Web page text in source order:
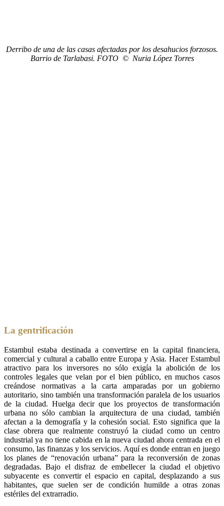
Derribo de una de las casas afectadas por los desahucios forzosos.
Barrio de Tarlabasi. FOTO © Nuria López Torres
La gentrificación
Estambul estaba destinada a convertirse en la capital financiera,
comercial y cultural a caballo entre Europa y Asia. Hacer Estambul
atractivo para los inversores no sólo exigía la abolición de los
controles legales que velan por el bien público, en muchos casos
creándose normativas a la carta amparadas por un gobierno
autoritario, sino también una transformación paralela de los usuarios
de la ciudad. Huelga decir que los proyectos de transformación
urbana no sólo cambian la arquitectura de una ciudad, también
afectan a la demografía y la cohesión social. Esto significa que la
clase obrera que realmente construyó la ciudad como un centro
industrial ya no tiene cabida en la nueva ciudad ahora centrada en el
consumo, las finanzas y los servicios. Aquí es donde entran en juego
los planes de “renovación urbana” para la reconversión de zonas
degradadas. Bajo el disfraz de embellecer la ciudad el objetivo
subyacente es convertir el espacio en capital, desplazando a sus
habitantes, que suelen ser de condición humilde a otras zonas
estériles del extrarradio.